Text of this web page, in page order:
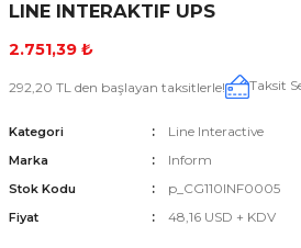
LINE INTERAKTIF UPS
2.751,39 ₺
292,20 TL den başlayan taksitlerle! Taksit
Kategori Line Interactive
Marka Inform
Stok Kodu p_CG110INF0005
Fiyat 48,16 USD + KDV